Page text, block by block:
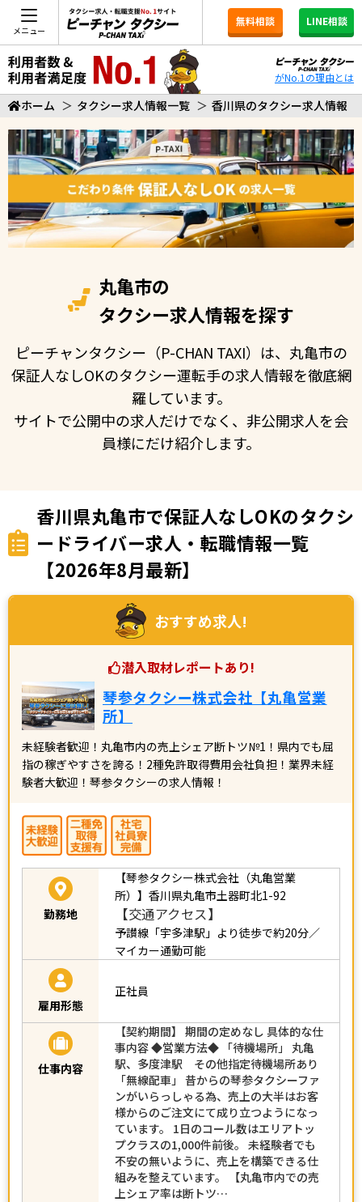
メニュー
無料相談 LINE相談
がNo.1の理由とは
ホーム ＞ タクシー求人情報一覧 ＞ 香川県のタクシー求人情報
丸亀市の
タクシー求人情報を探す
ピーチャンタクシー（P-CHAN TAXI）は、丸亀市の
保証人なしOKのタクシー運転手の求人情報を徹底網
羅しています。
サイトで公開中の求人だけでなく、非公開求人を会
員様にだけ紹介します。
香川県丸亀市で保証人なしOKのタクシ
ードライバー求人・転職情報一覧
【2026年8月最新】
おすすめ求人!
潜入取材レポートあり!
琴参タクシー株式会社【丸亀営業
所】
未経験者歓迎！丸亀市内の売上シェア断トツ№1！県内でも屈
指の稼ぎやすさを誇る！2種免許取得費用会社負担！業界未経
験者大歓迎！琴参タクシーの求人情報！
勤務地
【琴参タクシー株式会社（丸亀営業
所）】香川県丸亀市土器町北1-92
【交通アクセス】
予讃線「宇多津駅」より徒歩で約20分／
マイカー通勤可能
雇用形態
正社員
仕事内容
【契約期間】 期間の定めなし 具体的な仕
事内容 ◆営業方法◆ 「待機場所」 丸亀
駅、多度津駅 その他指定待機場所あり
「無線配車」 昔からの琴参タクシーファ
ンがいらっしゃる為、売上の大半はお客
様からのご注文にて成り立つようになっ
ています。 1日のコール数はエリアトッ
プクラスの1,000件前後。 未経験者でも
不安の無いように、売上を構築できる仕
組みを整えています。 【丸亀市内での売
上シェア率は断トツ…